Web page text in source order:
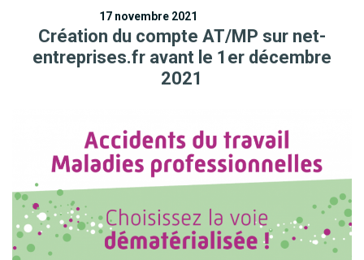
17 novembre 2021
Création du compte AT/MP sur net-
entreprises.fr avant le 1er décembre
2021